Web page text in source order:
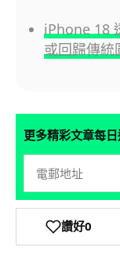
iPhone 18
或回歸傳統
更多精彩文章每
讚好0